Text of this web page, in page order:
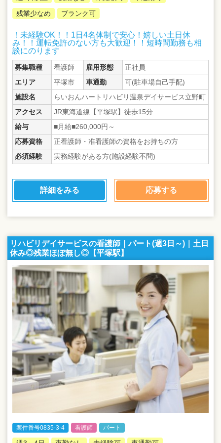
残業少なめ
ブランク可
！未経験OK！！1日4名体制で安心！嬉しい土日休
み！！運転免許のない方も大歓迎！！短時間勤務も相
談にのります
募集職種 看護師 雇用形態
正社員
エリア
平塚市 車通勤
可(駐車場自己手配)
施設名
らいおんハートリハビリ温泉デイサービス立野町
アクセス
JR東海道線【平塚駅】徒歩15分
給与
■月給■260,000円～
応募資格
正看護師・准看護師の資格をお持ちの方
必須経験
実務経験がある方(施設経験不問)
詳細をみる 応募する
リハビリデイサービスの看護師｜パート(週3日～)｜土日
休み◎残業ほぼ無し◎【平塚駅】
案件番号0835-3-4 看護師 パート